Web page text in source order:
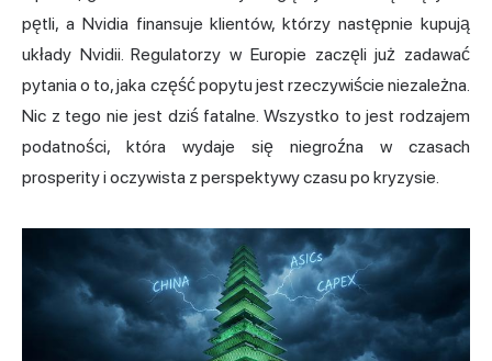
pętli, a Nvidia finansuje klientów, którzy następnie kupują
układy Nvidii. Regulatorzy w Europie zaczęli już zadawać
pytania o to, jaka część popytu jest rzeczywiście niezależna.
Nic z tego nie jest dziś fatalne. Wszystko to jest rodzajem
podatności, która wydaje się niegroźna w czasach
prosperity i oczywista z perspektywy czasu po kryzysie.